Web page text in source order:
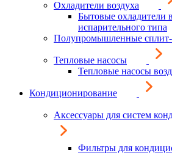
Охладители воздуха
Бытовые охладители
испарительного типа
Полупромышленные
Тепловые насосы
Тепловые насосы
Кондиционирование
Аксессуары для систем
Фильтры для